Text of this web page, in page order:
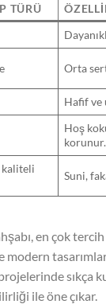
TÜRÜ
Orta
Hafif ve
Hoş
korunur.
kaliteli
Suni,
en çok
modern
sıkça
ile öne çıkar.